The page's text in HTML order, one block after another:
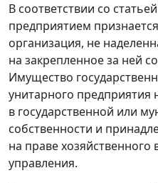
В соответствии со
предприятием
организация, не
на закрепленное за ней
Имущество
унитарного предприятия
в государственной или
собственности и
на праве
управления.